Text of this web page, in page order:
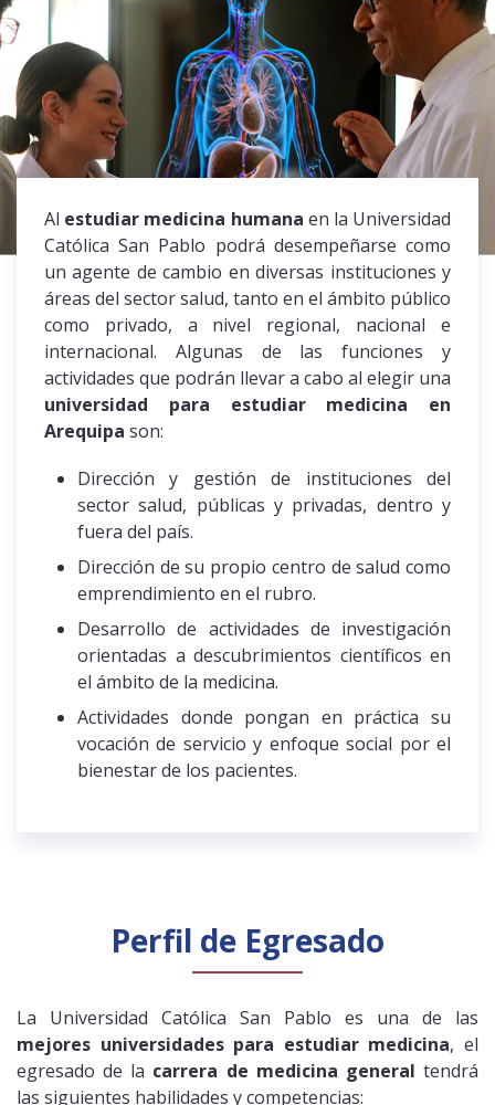
Al estudiar medicina humana en la Universidad
Católica San Pablo podrá desempeñarse como
un agente de cambio en diversas instituciones y
áreas del sector salud, tanto en el ámbito público
como privado, a nivel regional, nacional e
internacional. Algunas de las funciones y
actividades que podrán llevar a cabo al elegir una
universidad para estudiar medicina en
Arequipa son:
Dirección y gestión de instituciones del
sector salud, públicas y privadas, dentro y
fuera del país.
Dirección de su propio centro de salud como
emprendimiento en el rubro.
Desarrollo de actividades de investigación
orientadas a descubrimientos científicos en
el ámbito de la medicina.
Actividades donde pongan en práctica su
vocación de servicio y enfoque social por el
bienestar de los pacientes.
Perfil de Egresado
La Universidad Católica San Pablo es una de las
mejores universidades para estudiar medicina, el
egresado de la carrera de medicina general tendrá
las siguientes habilidades y competencias: